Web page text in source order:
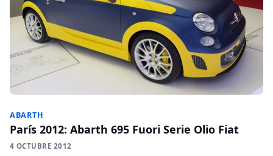
ABARTH
París 2012: Abarth 695 Fuori Serie Olio Fiat
4 OCTUBRE 2012